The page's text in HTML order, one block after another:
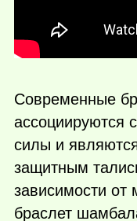
Современные
ассоциируются
силы и
защитным
зависимости
браслет